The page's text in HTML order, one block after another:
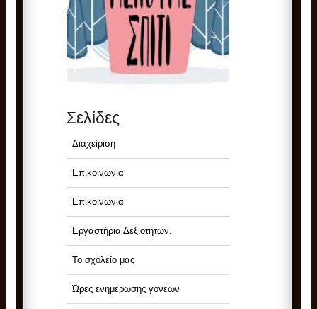
Σελίδες
Διαχείριση
Επικοινωνία
Επικοινωνία
Εργαστήρια Δεξιοτήτων.
Το σχολείο μας
Ώρες ενημέρωσης γονέων